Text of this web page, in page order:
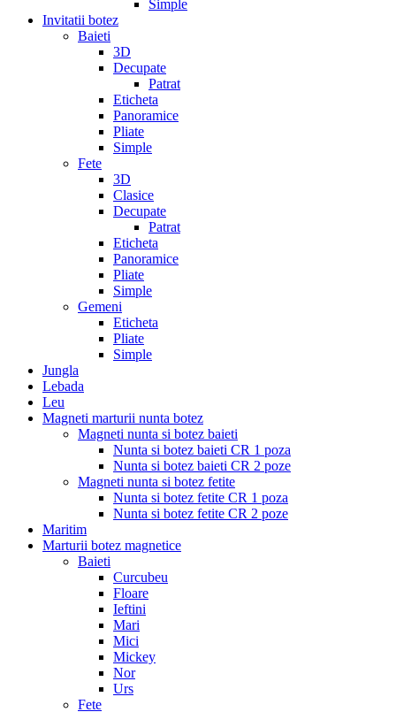
Simple
Invitatii botez
Baieti
3D
Decupate
Patrat
Eticheta
Panoramice
Pliate
Simple
Fete
3D
Clasice
Decupate
Patrat
Eticheta
Panoramice
Pliate
Simple
Gemeni
Eticheta
Pliate
Simple
Jungla
Lebada
Leu
Magneti marturii nunta botez
Magneti nunta si botez baieti
Nunta si botez baieti CR 1 poza
Nunta si botez baieti CR 2 poze
Magneti nunta si botez fetite
Nunta si botez fetite CR 1 poza
Nunta si botez fetite CR 2 poze
Maritim
Marturii botez magnetice
Baieti
Curcubeu
Floare
Ieftini
Mari
Mici
Mickey
Nor
Urs
Fete